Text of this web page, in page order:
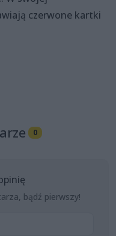
czerwone kartki
0
bądź pierwszy!